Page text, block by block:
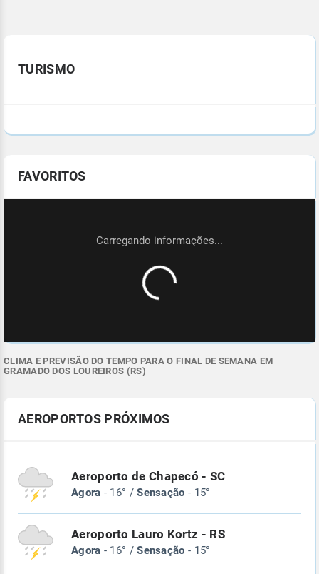
TURISMO
FAVORITOS
CLIMA E PREVISÃO DO TEMPO PARA O FINAL DE SEMANA EM
GRAMADO DOS LOUREIROS (RS)
AEROPORTOS PRÓXIMOS
Aeroporto de Chapecó - SC
Agora - 16° /Sensação - 15°
Aeroporto Lauro Kortz - RS
Agora - 16° /Sensação - 15°